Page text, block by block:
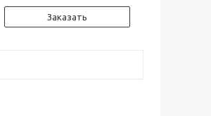
Заказать